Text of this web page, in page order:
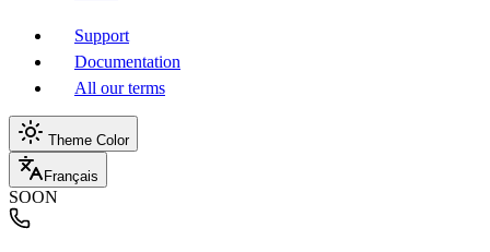
Support
Documentation
All our terms
Theme Color
Français
SOON